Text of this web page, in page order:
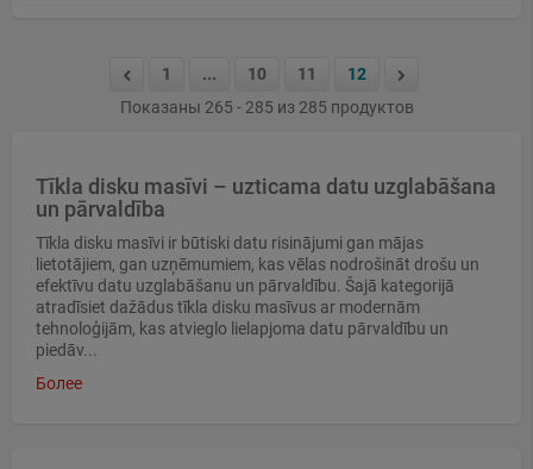
1 ... 10 11
12
Показаны 265 - 285 из 285 продуктов
Tīkla disku masīvi – uzticama datu uzglabāšana
un pārvaldība
Tīkla disku masīvi ir būtiski datu risinājumi gan mājas
lietotājiem, gan uzņēmumiem, kas vēlas nodrošināt drošu un
efektīvu datu uzglabāšanu un pārvaldību. Šajā kategorijā
atradīsiet dažādus tīkla disku masīvus ar modernām
tehnoloģijām, kas atvieglo lielapjoma datu pārvaldību un
piedāv...
Более